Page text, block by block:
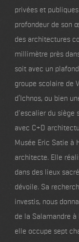
privées et
profondeur de son
des architectures
millimètre près
soit avec un
groupe scolaire de
d’Ichnos, ou bien
d'escalier du siège
avec C+D
Musée Eric Satie à
architecte. Elle
dans des lieux
dévoile. Sa
investis, nous
de la Salamandre à
elle occupe sept